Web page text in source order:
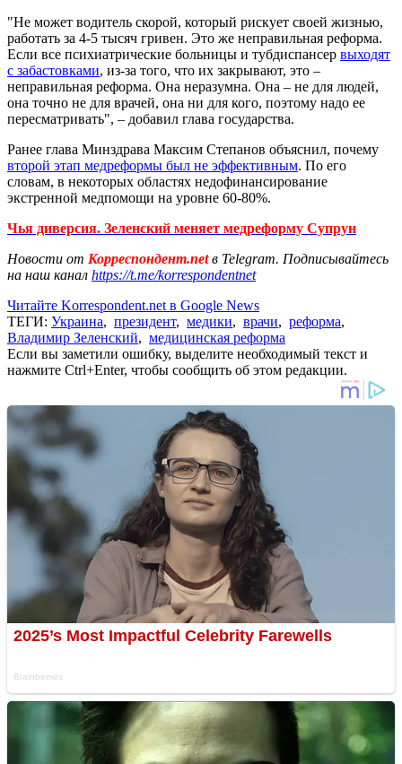
"Не может водитель скорой, который рискует своей жизнью,
работать за 4-5 тысяч гривен. Это же неправильная реформа.
Если все психиатрические больницы и тубдиспансер выходят
с забастовками, из-за того, что их закрывают, это –
неправильная реформа. Она неразумна. Она – не для людей,
она точно не для врачей, она ни для кого, поэтому надо ее
пересматривать", – добавил глава государства.
Ранее глава Минздрава Максим Степанов объяснил, почему
второй этап медреформы был не эффективным. По его
словам, в некоторых областях недофинансирование
экстренной медпомощи на уровне 60-80%.
Чья диверсия. Зеленский меняет медреформу Супрун
Новости от Корреспондент.netв Telegram. Подписывайтесь
на наш канал https://t.me/korrespondentnet
Читайте Korrespondent.net в Google News
ТЕГИ: Украина, президент, медики, врачи, реформа,
Владимир Зеленский, медицинская реформа
Если вы заметили ошибку, выделите необходимый текст и
нажмите Ctrl+Enter, чтобы сообщить об этом редакции.